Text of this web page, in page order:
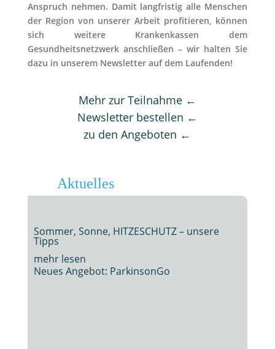
Anspruch nehmen. Damit langfristig alle Menschen
der Region von unserer Arbeit profitieren, können
sich weitere Krankenkassen dem
Gesundheitsnetzwerk anschließen – wir halten Sie
dazu in unserem Newsletter auf dem Laufenden!
Mehr zur Teilnahme ←
Newsletter bestellen ←
zu den Angeboten ←
Aktuelles
Sommer, Sonne, HITZESCHUTZ – unsere
Tipps
Neues Angebot: ParkinsonGo